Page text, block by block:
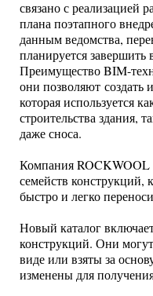
связано с реализацией
плана поэтапного
данным ведомства,
планируется завершить
Преимущество BIM-
они позволяют
которая используется
строительства здания,
даже сноса.
Компания ROCKWOOL
семейств
быстро и легко
Новый каталог
конструкций. Они
виде или взяты за
изменены для